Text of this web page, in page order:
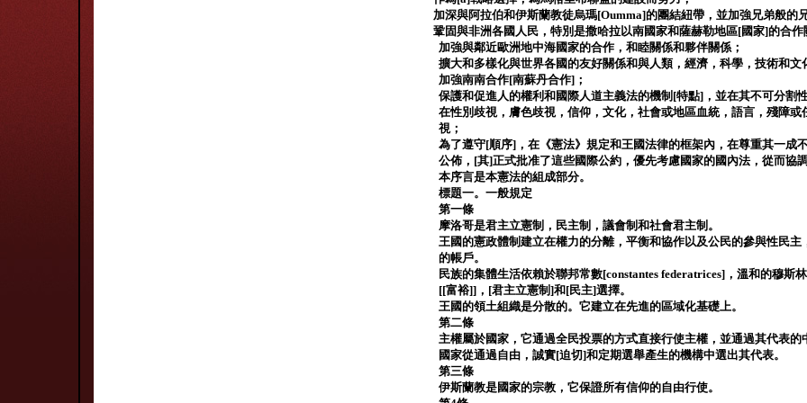
加深與阿拉伯和伊斯蘭教徒烏瑪[Oumma]的團結紐帶，並加強兄弟般的
鞏固與非洲各國人民，特別是撒哈拉以南國家和薩赫勒地區[國家]的合
加強與鄰近歐洲地中海國家的合作，和睦關係和夥伴關係；
擴大和多樣化與世界各國的友好關係和與人類，經濟，科學，技術和文
加強南南合作[南蘇丹合作]；
保護和促進人的權利和國際人道主義法的機制[特點]，並在其不可分割
在性別歧視，膚色歧視，信仰，文化，社會或地區血統，語言，殘障
視；
為了遵守[順序]，在《憲法》規定和王國法律的框架內，在尊重其一成
公佈，[其]正式批准了這些國際公約，優先考慮國家的國內法，從而協
本序言是本憲法的組成部分。
標題一。一般規定
第一條
摩洛哥是君主立憲制，民主制，議會制和社會君主制。
王國的憲政體制建立在權力的分離，平衡和協作以及公民的參與性民
的帳戶。
民族的集體生活依賴於聯邦常數[constantes federatrices]，溫和的穆斯
[[富裕]]，[君主立憲制]和[民主]選擇。
王國的領土組織是分散的。它建立在先進的區域化基礎上。
第二條
主權屬於國家，它通過全民投票的方式直接行使主權，並通過其代表的
國家從通過自由，誠實[迫切]和定期選舉產生的機構中選出其代表。
第三條
伊斯蘭教是國家的宗教，它保證所有信仰的自由行使。